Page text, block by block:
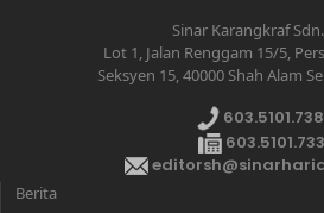
Sinar Karangkraf
Lot 1, Jalan Renggam 15/5,
Seksyen 15, 40000 Shah Alam
Berita